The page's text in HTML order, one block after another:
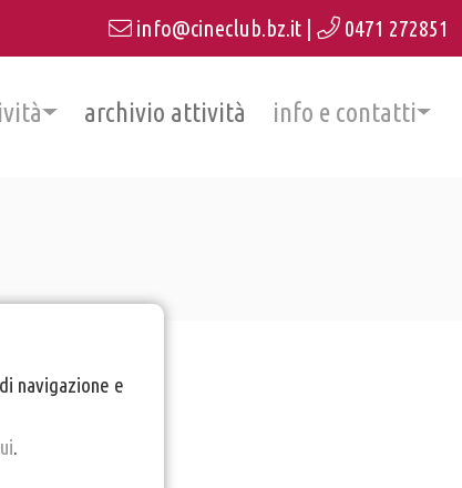
navigazione e
.
info@cineclub.bz.it 0471 272851
archivio attività info e contatti